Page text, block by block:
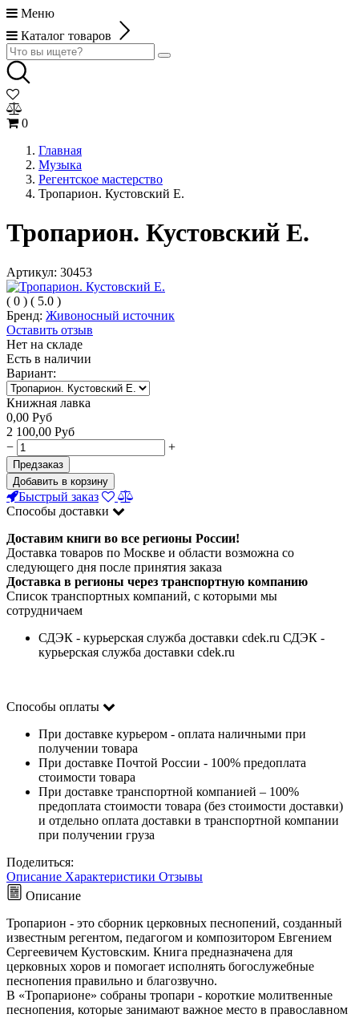
Меню
Каталог товаров
0
Главная
Музыка
Регентское мастерство
Тропарион. Кустовский Е.
Тропарион. Кустовский Е.
Артикул: 30453
( 0 ) ( 5.0 )
Бренд: Живоносный источник
Оставить отзыв
Нет на складе
Есть в наличии
Вариант:
Книжная лавка
0,00 Руб
2 100,00 Руб
−
+
Предзаказ
Добавить в корзину
Быстрый заказ
Способы доставки
Доставим книги во все регионы России!
Доставка товаров по Москве и области возможна со
следующего дня после принятия заказа
Доставка в регионы через транспортную компанию
Список транспортных компаний, с которыми мы
сотрудничаем
СДЭК - курьерская служба доставки cdek.ru СДЭК -
курьерская служба доставки cdek.ru
Способы оплаты
При доставке курьером - оплата наличными при
получении товара
При доставке Почтой России - 100% предоплата
стоимости товара
При доставке транспортной компанией – 100%
предоплата стоимости товара (без стоимости доставки)
и отдельно оплата доставки в транспортной компании
при получении груза
Поделиться:
Описание Характеристики Отзывы
Описание
Тропарион - это сборник церковных песнопений, созданный
известным регентом, педагогом и композитором Евгением
Сергеевичем Кустовским. Книга предназначена для
церковных хоров и помогает исполнять богослужебные
песнопения правильно и благозвучно.
В «Тропарионе» собраны тропари - короткие молитвенные
песнопения, которые занимают важное место в православном